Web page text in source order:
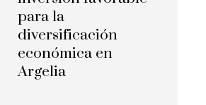
para la
diversificación
económica en
Argelia